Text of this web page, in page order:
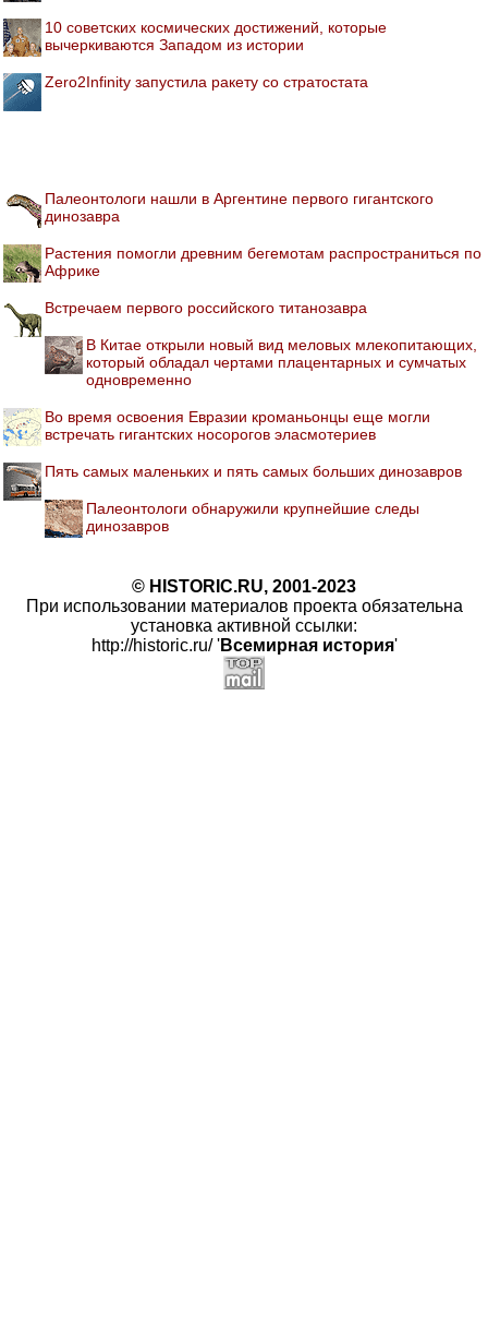
10 советских космических достижений, которые
вычеркиваются Западом из истории
Zero2Infinity запустила ракету со стратостата
Палеонтологи нашли в Аргентине первого гигантского
динозавра
Растения помогли древним бегемотам распространиться по
Африке
Встречаем первого российского титанозавра
В Китае открыли новый вид меловых млекопитающих,
который обладал чертами плацентарных и сумчатых
одновременно
Во время освоения Евразии кроманьонцы еще могли
встречать гигантских носорогов эласмотериев
Пять самых маленьких и пять самых больших динозавров
Палеонтологи обнаружили крупнейшие следы
динозавров
© HISTORIC.RU, 2001-2023
При использовании материалов проекта обязательна
установка активной ссылки:
http://historic.ru/ 'Всемирная история'